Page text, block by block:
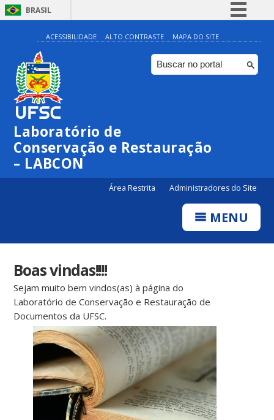
BRASIL
Simplifique!
Comunica BR
Participe
ACESSIBILIDADE ALTO CONTRASTE MAPA DO SITE
Laboratório de
Conservação e Restauração
– LABCON
Área Restrita Administradores do Site
MENU
Boas vindas!!!!
Sejam muito bem vindos(as) à página do
Laboratório de Conservação e Restauração de
Documentos da UFSC.